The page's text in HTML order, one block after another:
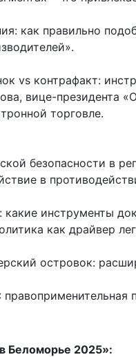
как правильно
vs контрафакт:
вице-президента
торговле.
безопасности в
в
какие инструменты
как драйвер
островок:
Беломорье 2025»: